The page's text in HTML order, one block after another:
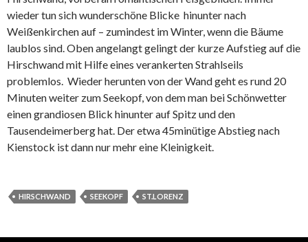
wieder tun sich wunderschöne Blicke hinunter nach
Weißenkirchen auf – zumindest im Winter, wenn die Bäume
laublos sind. Oben angelangt gelingt der kurze Aufstieg auf die
Hirschwand mit Hilfe eines verankerten Strahlseils
problemlos. Wieder herunten von der Wand geht es rund 20
Minuten weiter zum Seekopf, von dem man bei Schönwetter
einen grandiosen Blick hinunter auf Spitz und den
Tausendeimerberg hat. Der etwa 45minütige Abstieg nach
Kienstock ist dann nur mehr eine Kleinigkeit.
HIRSCHWAND SEEKOPF ST.LORENZ